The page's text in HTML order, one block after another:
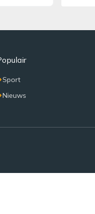
Sport
Nieuws